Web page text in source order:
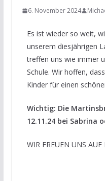
6. November 2024
Es ist wieder so weit,
unserem diesjährigen
treffen uns wie immer
Schule. Wir hoffen,
Kinder für einen
Wichtig: Die
12.11.24 bei Sabrina
WIR FREUEN UNS AUF